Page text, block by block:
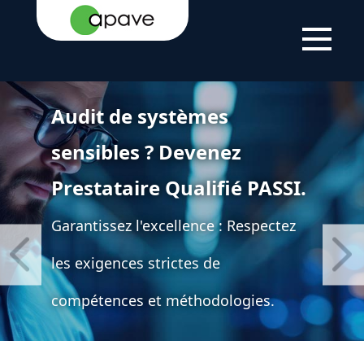
Audit de systèmes
sensibles ? Devenez
Prestataire Qualifié PASSI.
Garantissez l'excellence : Respectez
les exigences strictes de
compétences et méthodologies.